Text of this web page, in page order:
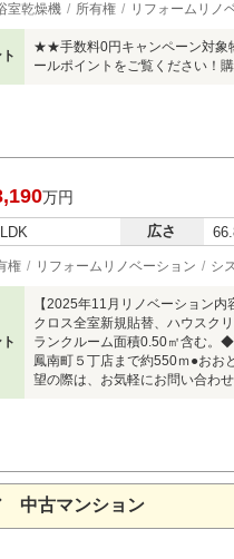
室乾燥機 所有権 リフォームリノ
★★手数料0円キャンペーン対象
ールポイントをご覧ください！
万円
広さ
権 リフォームリノベーション シ
【2025年11月リノベーション
クロス全室新規貼替、ハウスク
ランクルーム面積0.50㎡含む。
鳳南町５丁店まで約550ｍ●おお
望の際は、お気軽にお問い合わせ
中古マンション